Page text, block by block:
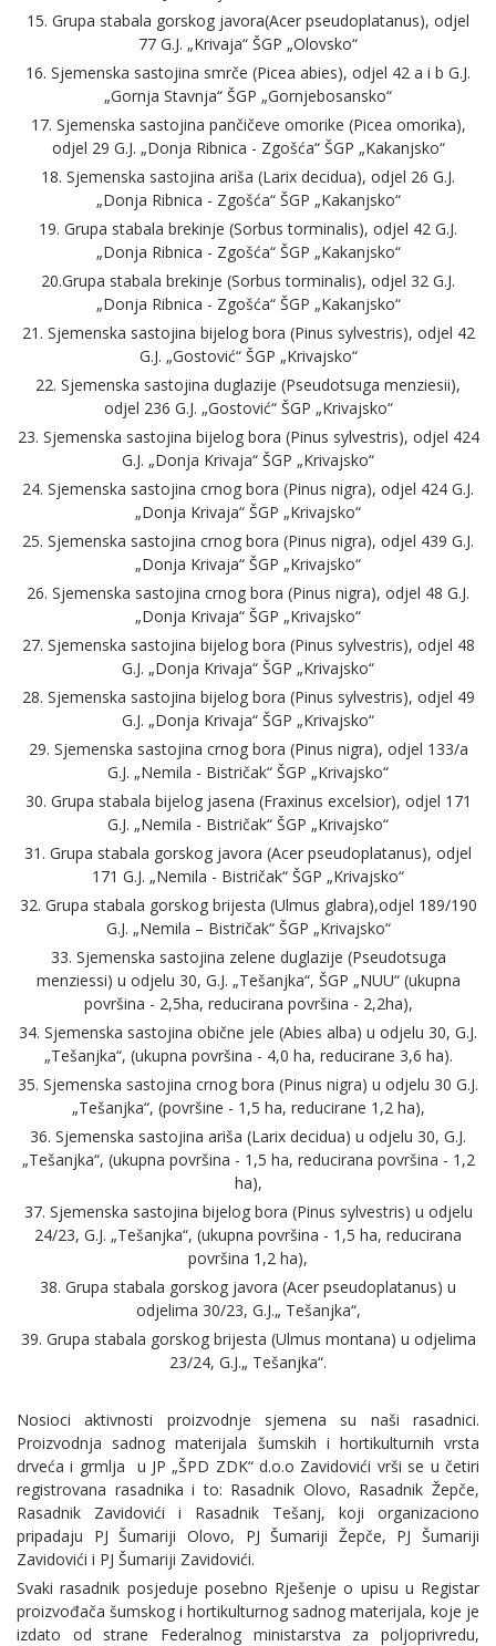
15. Grupa stabala gorskog javora(Acer pseudoplatanus), odjel
77 G.J. „Krivaja“ ŠGP „Olovsko“
16. Sjemenska sastojina smrče (Picea abies), odjel 42 a i b G.J.
„Gornja Stavnja“ ŠGP „Gornjebosansko“
17. Sjemenska sastojina pančičeve omorike (Picea omorika),
odjel 29 G.J. „Donja Ribnica - Zgošća“ ŠGP „Kakanjsko“
18. Sjemenska sastojina ariša (Larix decidua), odjel 26 G.J.
„Donja Ribnica - Zgošća“ ŠGP „Kakanjsko“
19. Grupa stabala brekinje (Sorbus torminalis), odjel 42 G.J.
„Donja Ribnica - Zgošća“ ŠGP „Kakanjsko“
20.Grupa stabala brekinje (Sorbus torminalis), odjel 32 G.J.
„Donja Ribnica - Zgošća“ ŠGP „Kakanjsko“
21. Sjemenska sastojina bijelog bora (Pinus sylvestris), odjel 42
G.J. „Gostović“ ŠGP „Krivajsko“
22. Sjemenska sastojina duglazije (Pseudotsuga menziesii),
odjel 236 G.J. „Gostović“ ŠGP „Krivajsko“
23. Sjemenska sastojina bijelog bora (Pinus sylvestris), odjel 424
G.J. „Donja Krivaja“ ŠGP „Krivajsko“
24. Sjemenska sastojina crnog bora (Pinus nigra), odjel 424 G.J.
„Donja Krivaja“ ŠGP „Krivajsko“
25. Sjemenska sastojina crnog bora (Pinus nigra), odjel 439 G.J.
„Donja Krivaja“ ŠGP „Krivajsko“
26. Sjemenska sastojina crnog bora (Pinus nigra), odjel 48 G.J.
„Donja Krivaja“ ŠGP „Krivajsko“
27. Sjemenska sastojina bijelog bora (Pinus sylvestris), odjel 48
G.J. „Donja Krivaja“ ŠGP „Krivajsko“
28. Sjemenska sastojina bijelog bora (Pinus sylvestris), odjel 49
G.J. „Donja Krivaja“ ŠGP „Krivajsko“
29. Sjemenska sastojina crnog bora (Pinus nigra), odjel 133/a
G.J. „Nemila - Bistričak“ ŠGP „Krivajsko“
30. Grupa stabala bijelog jasena (Fraxinus excelsior), odjel 171
G.J. „Nemila - Bistričak“ ŠGP „Krivajsko“
31. Grupa stabala gorskog javora (Acer pseudoplatanus), odjel
171 G.J. „Nemila - Bistričak“ ŠGP „Krivajsko“
32. Grupa stabala gorskog brijesta (Ulmus glabra),odjel 189/190
G.J. „Nemila – Bistričak“ ŠGP „Krivajsko“
33. Sjemenska sastojina zelene duglazije (Pseudotsuga
menziessi) u odjelu 30, G.J. „Tešanjka“, ŠGP „NUU“ (ukupna
površina - 2,5ha, reducirana površina - 2,2ha),
34. Sjemenska sastojina obične jele (Abies alba) u odjelu 30, G.J.
„Tešanjka“, (ukupna površina - 4,0 ha, reducirane 3,6 ha).
35. Sjemenska sastojina crnog bora (Pinus nigra) u odjelu 30 G.J.
„Tešanjka“, (površine - 1,5 ha, reducirane 1,2 ha),
36. Sjemenska sastojina ariša (Larix decidua) u odjelu 30, G.J.
„Tešanjka“, (ukupna površina - 1,5 ha, reducirana površina - 1,2
ha),
37. Sjemenska sastojina bijelog bora (Pinus sylvestris) u odjelu
24/23, G.J. „Tešanjka“, (ukupna površina - 1,5 ha, reducirana
površina 1,2 ha),
38. Grupa stabala gorskog javora (Acer pseudoplatanus) u
odjelima 30/23, G.J.„ Tešanjka“,
39. Grupa stabala gorskog brijesta (Ulmus montana) u odjelima
23/24, G.J.„ Tešanjka“.
Nosioci aktivnosti proizvodnje sjemena su naši rasadnici.
Proizvodnja sadnog materijala šumskih i hortikulturnih vrsta
drveća i grmlja u JP „ŠPD ZDK“ d.o.o Zavidovići vrši se u četiri
registrovana rasadnika i to: Rasadnik Olovo, Rasadnik Žepče,
Rasadnik Zavidovići i Rasadnik Tešanj, koji organizaciono
pripadaju PJ Šumariji Olovo, PJ Šumariji Žepče, PJ Šumariji
Zavidovići i PJ Šumariji Zavidovići.
Svaki rasadnik posjeduje posebno Rješenje o upisu u Registar
proizvođača šumskog i hortikulturnog sadnog materijala, koje je
izdato od strane Federalnog ministarstva za poljoprivredu,